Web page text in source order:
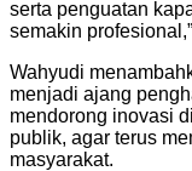
serta penguatan
semakin
Wahyudi
menjadi ajang
mendorong inovasi
publik, agar terus
masyarakat.